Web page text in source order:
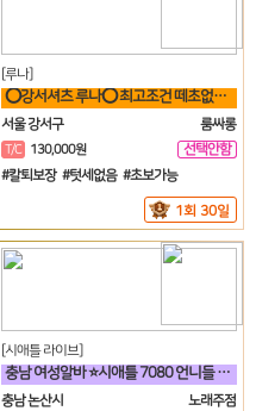
[루나]
⭕강서셔츠 루나⭕ 최고조건 떼초없음! 케어보장! 60분 풀티13✨
서울 강서구
룸싸롱
T/C 130,000원
선택안함
#칼퇴보장 #텃세없음 #초보가능
1회 30일
[시애틀 라이브]
충남 여성알바 ⭐시애틀 7080 언니들 구함⭐
충남 논산시
노래주점